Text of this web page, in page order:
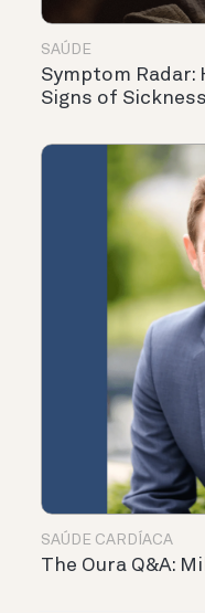
SAÚDE
Symptom Radar:
Signs of Sickness
SAÚDE CARDÍACA
The Oura Q&A: